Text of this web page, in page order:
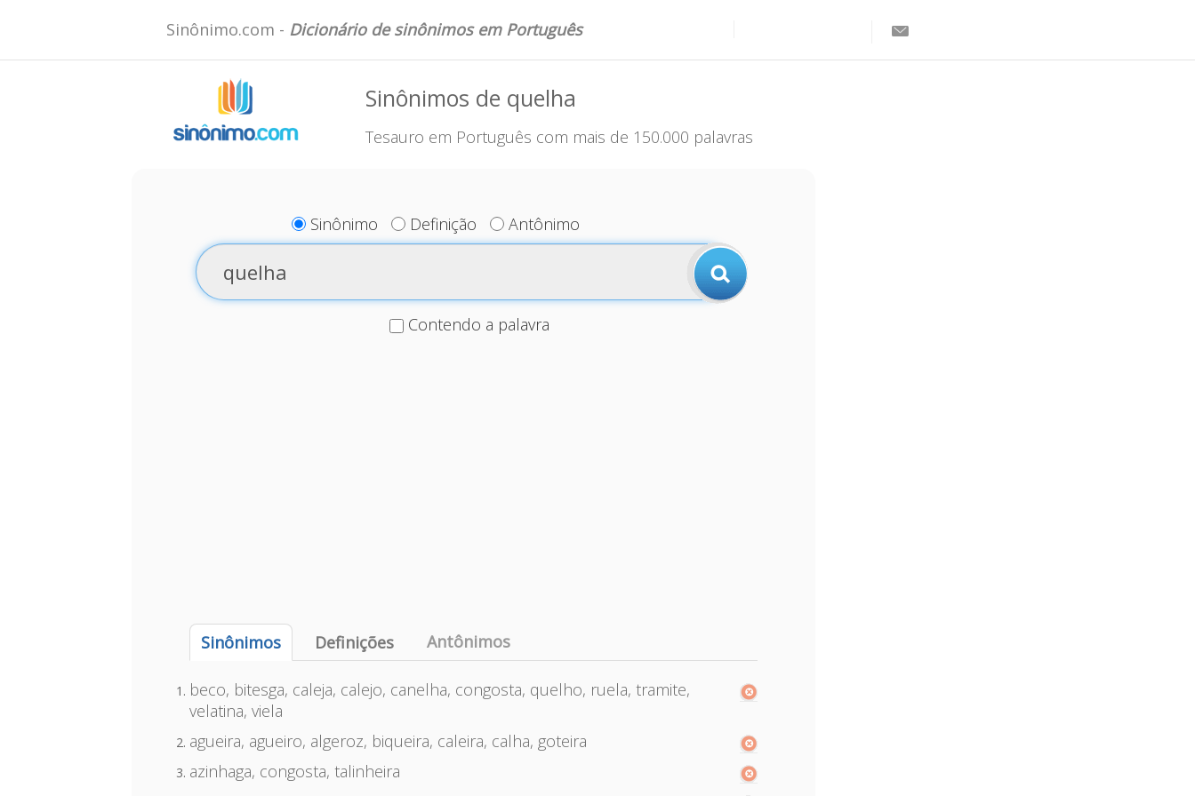
Sinônimo.com - Dicionário de sinônimos em Português
Sinônimos de quelha
Tesauro em Português com mais de 150.000 palavras
Sinônimo Definição Antônimo
Contendo a palavra
Sinônimos Definições Antônimos
beco, bitesga, caleja, calejo, canelha, congosta, quelho, ruela, tramite,
velatina, viela
agueira, agueiro, algeroz, biqueira, caleira, calha, goteira
azinhaga, congosta, talinheira